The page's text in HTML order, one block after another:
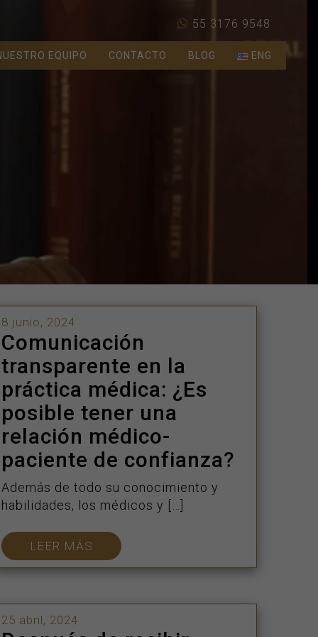
55 3176 9548
EQUIPO CONTACTO BLOG ENG
8 junio, 2024
Comunicación
transparente en la
práctica médica: ¿Es
posible tener una
relación médico-
paciente de confianza?
Además de todo su conocimiento y
habilidades, los médicos y […]
LEER MÁS
25 abril, 2024